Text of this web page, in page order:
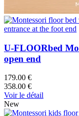
U-FLOORbed
open end
179.00 €
358.00 €
Voir le détail
New